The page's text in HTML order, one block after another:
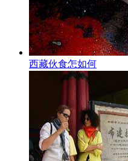
西藏伙食怎如何